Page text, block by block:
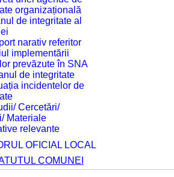
organizațională
de integritate al
narativ referitor
implementării
prevăzute în SNA
de integritate
incidentelor de
Cercetări/
Materiale
relevante
OFICIAL LOCAL
COMUNEI